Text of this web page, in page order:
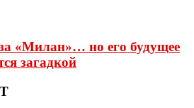
«Милан»… но его будущее
загадкой